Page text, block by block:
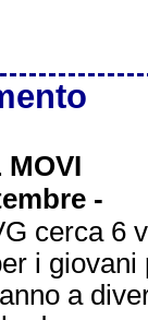
MOVI
-
cerca 6
i
a